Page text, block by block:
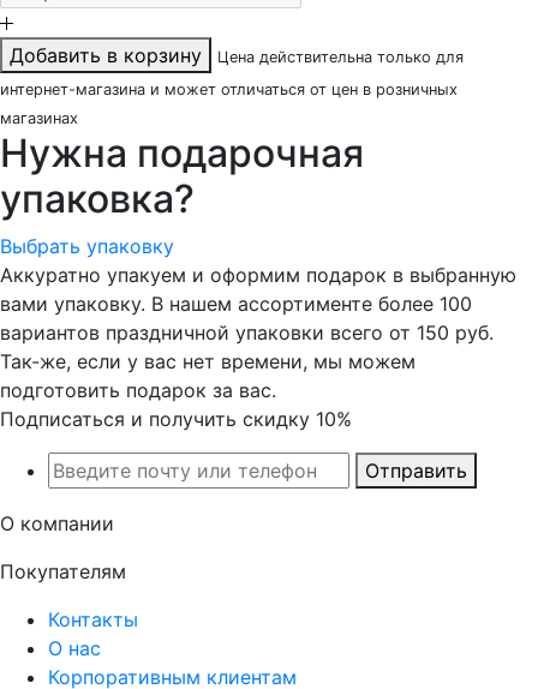
Добавить в корзину
Цена действительна только для
интернет-магазина и может отличаться от цен в розничных
магазинах
Нужна подарочная
упаковка?
Выбрать упаковку
Аккуратно упакуем и оформим подарок в выбранную
вами упаковку. В нашем ассортименте более 100
вариантов праздничной упаковки всего от 150 руб.
Так-же, если у вас нет времени, мы можем
подготовить подарок за вас.
Подписаться и получить скидку 10%
Отправить
О компании
Покупателям
Контакты
О нас
Корпоративным клиентам